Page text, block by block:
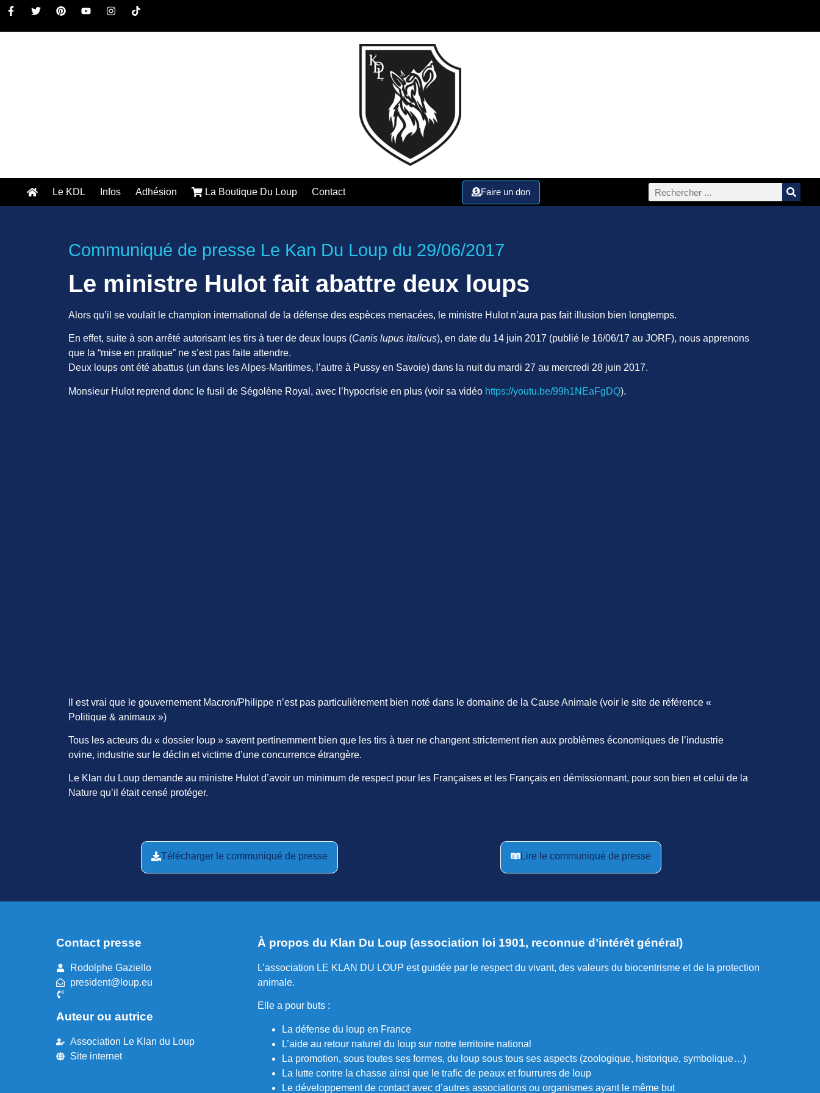
Le KDL Infos Adhésion La Boutique Du Loup Contact Faire un don
Communiqué de presse Le Kan Du Loup du 29/06/2017
Le ministre Hulot fait abattre deux loups
Alors qu’il se voulait le champion international de la défense des espèces menacées, le ministre Hulot n’aura pas fait illusion bien longtemps.
En effet, suite à son arrêté autorisant les tirs à tuer de deux loups (Canis lupus italicus), en date du 14 juin 2017 (publié le 16/06/17 au JORF), nous apprenons
que la “mise en pratique” ne s’est pas faite attendre.
Deux loups ont été abattus (un dans les Alpes-Maritimes, l’autre à Pussy en Savoie) dans la nuit du mardi 27 au mercredi 28 juin 2017.
Monsieur Hulot reprend donc le fusil de Ségolène Royal, avec l’hypocrisie en plus (voir sa vidéo https://youtu.be/99h1NEaFgDQ).
Il est vrai que le gouvernement Macron/Philippe n’est pas particulièrement bien noté dans le domaine de la Cause Animale (voir le site de référence «
Politique & animaux »)
Tous les acteurs du « dossier loup » savent pertinemment bien que les tirs à tuer ne changent strictement rien aux problèmes économiques de l’industrie
ovine, industrie sur le déclin et victime d’une concurrence étrangère.
Le Klan du Loup demande au ministre Hulot d’avoir un minimum de respect pour les Françaises et les Français en démissionnant, pour son bien et celui de la
Nature qu’il était censé protéger.
Télécharger le communiqué de presse Lire le communiqué de presse
Contact presse
Rodolphe Gaziello
president@loup.eu
Auteur ou autrice
Association Le Klan du Loup
Site internet
À propos du Klan Du Loup (association loi 1901, reconnue d’intérêt général)
L’association LE KLAN DU LOUP est guidée par le respect du vivant, des valeurs du biocentrisme et de la protection
animale.
Elle a pour buts :
La défense du loup en France
L’aide au retour naturel du loup sur notre territoire national
La promotion, sous toutes ses formes, du loup sous tous ses aspects (zoologique, historique, symbolique…)
La lutte contre la chasse ainsi que le trafic de peaux et fourrures de loup
Le développement de contact avec d’autres associations ou organismes ayant le même but